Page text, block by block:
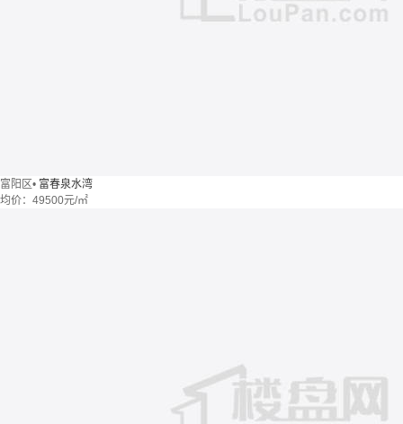
富阳区• 富春泉水湾
均价： 49500元/㎡